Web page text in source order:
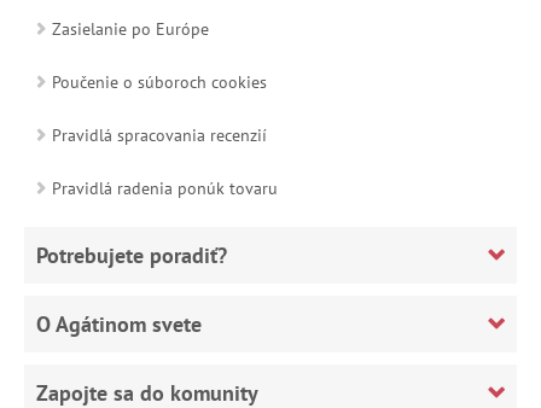
Zasielanie po Európe
Poučenie o súboroch cookies
Pravidlá spracovania recenzií
Pravidlá radenia ponúk tovaru
Potrebujete poradiť?
O Agátinom svete
Zapojte sa do komunity